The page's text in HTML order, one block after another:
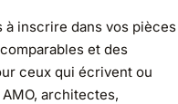
inscrire dans vos pièces
et des
ceux qui écrivent ou
architectes,